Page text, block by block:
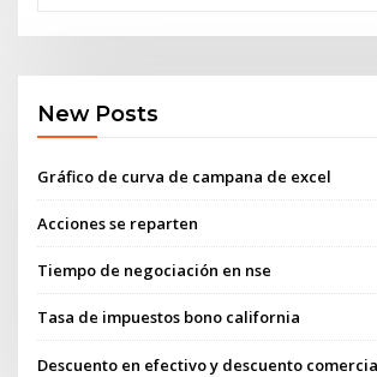
New Posts
Gráfico de curva de campana de excel
Acciones se reparten
Tiempo de negociación en nse
Tasa de impuestos bono california
Descuento en efectivo y descuento